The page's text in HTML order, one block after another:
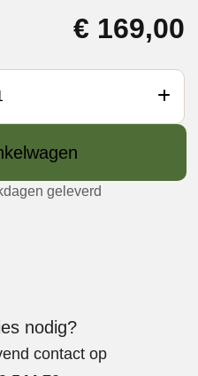
€ 169,00
geleverd
nodig?
contact op